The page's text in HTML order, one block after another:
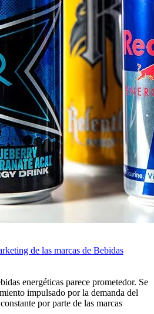
de las marcas de Bebidas
energéticas parece prometedor. Se
impulsado por la demanda del
por parte de las marcas